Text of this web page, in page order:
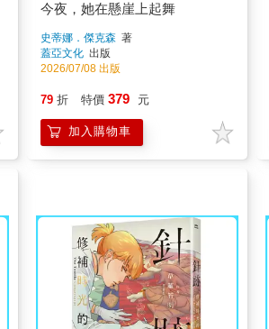
今夜，她在懸崖上起舞
史蒂娜．傑克森著
蓋亞文化 出版
2026/07/08 出版
79 折 特價 379 元
加入購物車